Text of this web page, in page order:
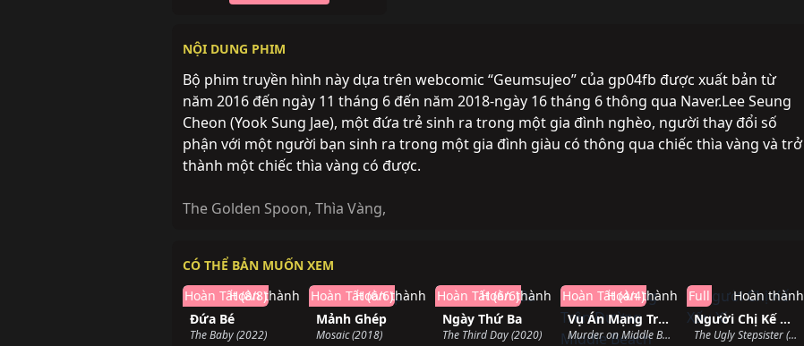
NỘI DUNG PHIM
Bộ phim truyền hình này dựa trên webcomic “Geumsujeo” của gp04fb được xuất bản từ
năm 2016 đến ngày 11 tháng 6 đến năm 2018-ngày 16 tháng 6 thông qua Naver.Lee Seung
Cheon (Yook Sung Jae), một đứa trẻ sinh ra trong một gia đình nghèo, người thay đổi số
phận với một người bạn sinh ra trong một gia đình giàu có thông qua chiếc thìa vàng và trở
thành một chiếc thìa vàng có được.
The Golden Spoon, Thìa Vàng,
CÓ THỂ BẢN MUỐN XEM
Đứa Bé
The Baby (2022)
Hoàn Tất (8/8)
Hoàn thành
Mảnh Ghép
Mosaic (2018)
Hoàn Tất (6/6)
Hoàn thành
Ngày Thứ Ba
The Third Day (2020)
Hoàn Tất (6/6)
Hoàn thành
Vụ Án Mạng Trên Đường Middle Beach
Murder on Middle Beach (2020)
Hoàn Tất (4/4)
Hoàn thành
Người Chị Kế Xấu Xí
The Ugly Stepsister (2025)
Full Hoàn thành